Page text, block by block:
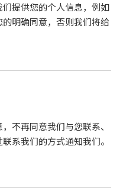
提供您的个人信息，例如
明确同意，否则我们将给
不再同意我们与您联系、
系我们的方式通知我们。